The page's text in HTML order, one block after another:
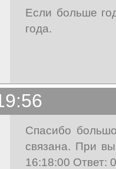
Если больше
года.
Спасибо
связана. При
16:18:00 Ответ: